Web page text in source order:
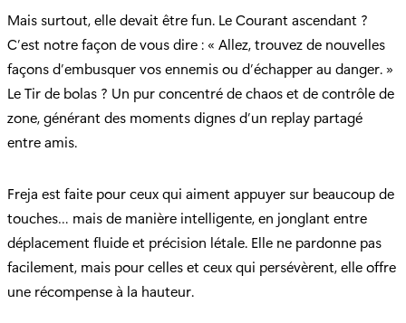
Mais surtout, elle devait être fun. Le Courant ascendant ?
C’est notre façon de vous dire : « Allez, trouvez de nouvelles
façons d’embusquer vos ennemis ou d’échapper au danger. »
Le Tir de bolas ? Un pur concentré de chaos et de contrôle de
zone, générant des moments dignes d’un replay partagé
entre amis.
Freja est faite pour ceux qui aiment appuyer sur beaucoup de
touches… mais de manière intelligente, en jonglant entre
déplacement fluide et précision létale. Elle ne pardonne pas
facilement, mais pour celles et ceux qui persévèrent, elle offre
une récompense à la hauteur.